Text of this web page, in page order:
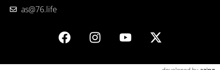
as@76.life